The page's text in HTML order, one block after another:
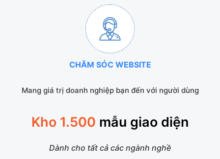
CHĂM SÓC WEBSITE
Mang giá trị doanh nghiệp bạn đến với người dùng
Kho 1.500 mẫu giao diện
Dành cho tất cả các ngành nghề